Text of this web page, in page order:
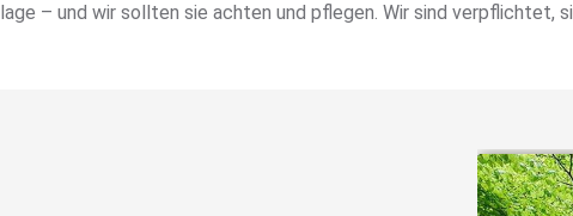
– und wir sollten sie achten und pflegen. Wir sind verpflichtet,